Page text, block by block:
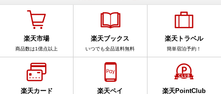
楽天市場
商品数は1億点以上
楽天ブックス
いつでも全品送料無料
楽天トラベル
簡単宿泊予約！
楽天カード 楽天ペイ 楽天PointClub